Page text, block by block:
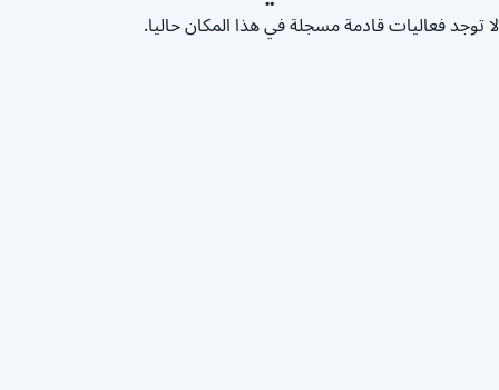
لا توجد فعاليات قادمة مسجلة في هذا المكان حاليا.